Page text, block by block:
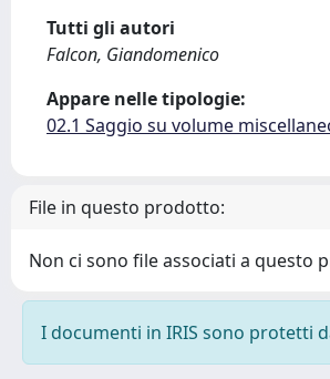
Tutti gli autori
Falcon, Giandomenico
Appare nelle tipologie:
02.1 Saggio su volume
File in questo prodotto:
Non ci sono file associati a questo
I documenti in IRIS sono protetti